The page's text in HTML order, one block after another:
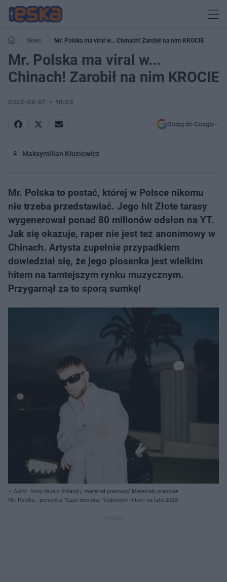
News Mr. Polska ma viral w... Chinach! Zarobił na nim KROCIE
Mr. Polska ma viral w...
Chinach! Zarobił na nim KROCIE
2023-08-07 16:03
Dodaj do Google
Maksymilian Kluziewicz
Mr. Polska to postać, której w Polsce nikomu
nie trzeba przedstawiać. Jego hit Złote tarasy
wygenerował ponad 80 milionów odsłon na YT.
Jak się okazuje, raper nie jest też anonimowy w
Chinach. Artysta zupełnie przypadkiem
dowiedział się, że jego piosenka jest wielkim
hitem na tamtejszym rynku muzycznym.
Przygarnął za to sporą sumkę!
Autor: Sony Music Poland / materiał prasowy/ Materiały prasowe
Mr. Polska - piosenka "Czas demona" klubowym hitem na lato 2023!